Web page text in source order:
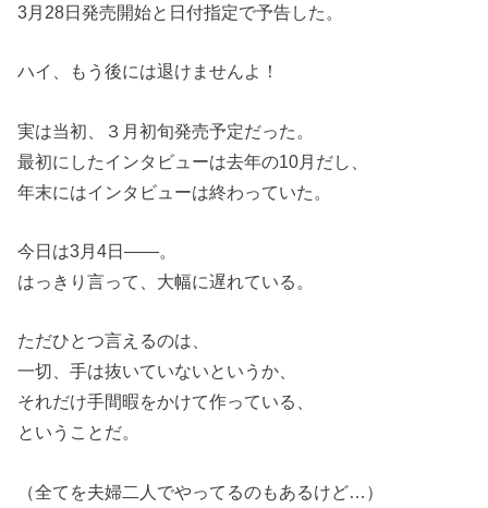
3月28日発売開始と日付指定で予告した。
ハイ、もう後には退けませんよ！
実は当初、３月初旬発売予定だった。
最初にしたインタビューは去年の10月だし、
年末にはインタビューは終わっていた。
今日は3月4日――。
はっきり言って、大幅に遅れている。
ただひとつ言えるのは、
一切、手は抜いていないというか、
それだけ手間暇をかけて作っている、
ということだ。
（全てを夫婦二人でやってるのもあるけど…）